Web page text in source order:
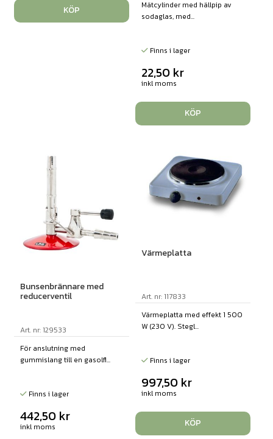
KÖP
Mätcylinder med hällpip av
sodaglas, med...
Finns i lager
22,50 kr
inkl moms
KÖP
Bunsenbrännare med
reducerventil
Art. nr: 129533
För anslutning med
gummislang till en gasolfl...
Finns i lager
442,50 kr
inkl moms
Värmeplatta
Art. nr: 117833
Värmeplatta med effekt 1 500
W (230 V). Stegl...
Finns i lager
997,50 kr
inkl moms
KÖP